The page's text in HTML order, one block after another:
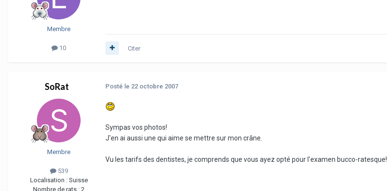
Membre
10 Citer
SoRat
Membre
539
Localisation : Suisse
Nombre de rats : 2
Posté le 22 octobre 2007
Sympas vos photos!
J'en ai aussi une qui aime se mettre sur mon crâne.
Vu les tarifs des dentistes, je comprends que vous ayez opté pour l'examen bucco-ratesque!